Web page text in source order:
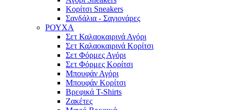
Κορίτσι Sneakers
Σανδάλια - Σαγιονάρες
ΡΟΥΧΑ
Σετ Καλαοκαιρινά Αγόρι
Σετ Καλαοκαιρινά Κορίτσι
Σετ Φόρμες Αγόρι
Σετ Φόρμες Κορίτσι
Mπουφάν Αγόρι
Mπουφάν Κορίτσι
Βρεφικά T-Shirts
Ζακέτες